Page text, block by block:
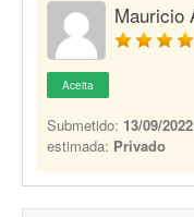
Mauricio
Aceita
Submetido: 13/09/
estimada: Privado